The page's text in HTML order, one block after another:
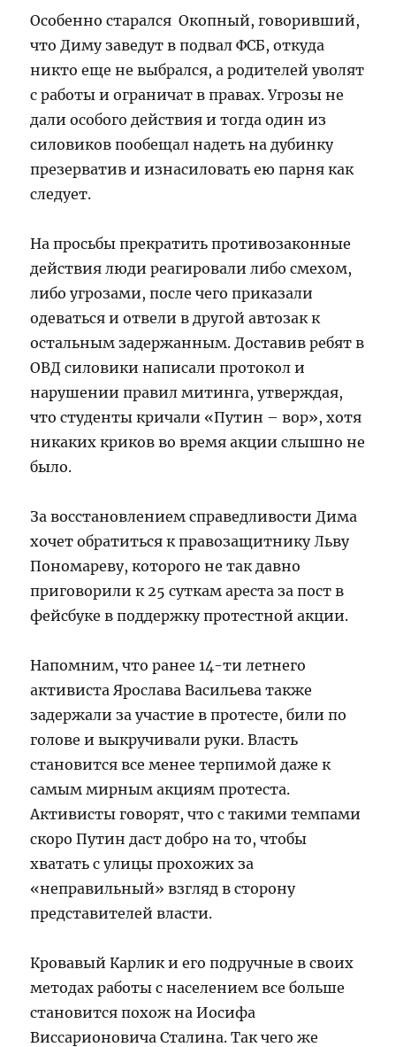
Особенно старался Окопный, говоривший,
что Диму заведут в подвал ФСБ, откуда
никто еще не выбрался, а родителей уволят
с работы и ограничат в правах. Угрозы не
дали особого действия и тогда один из
силовиков пообещал надеть на дубинку
презерватив и изнасиловать ею парня как
следует.
На просьбы прекратить противозаконные
действия люди реагировали либо смехом,
либо угрозами, после чего приказали
одеваться и отвели в другой автозак к
остальным задержанным. Доставив ребят в
ОВД силовики написали протокол и
нарушении правил митинга, утверждая,
что студенты кричали «Путин – вор», хотя
никаких криков во время акции слышно не
было.
За восстановлением справедливости Дима
хочет обратиться к правозащитнику Льву
Пономареву, которого не так давно
приговорили к 25 суткам ареста за пост в
фейсбуке в поддержку протестной акции.
Напомним, что ранее 14-ти летнего
активиста Ярослава Васильева также
задержали за участие в протесте, били по
голове и выкручивали руки. Власть
становится все менее терпимой даже к
самым мирным акциям протеста.
Активисты говорят, что с такими темпами
скоро Путин даст добро на то, чтобы
хватать с улицы прохожих за
«неправильный» взгляд в сторону
представителей власти.
Кровавый Карлик и его подручные в своих
методах работы с населением все больше
становится похож на Иосифа
Виссарионовича Сталина. Так чего же